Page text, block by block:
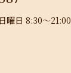
曜日 8:30～21:00